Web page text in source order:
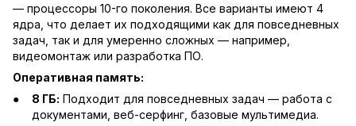
— процессоры 10-го поколения. Все варианты имеют 4
ядра, что делает их подходящими как для повседневных
задач, так и для умеренно сложных — например,
видеомонтаж или разработка ПО.
Оперативная память:
8 ГБ: Подходит для повседневных задач — работа с
документами, веб-серфинг, базовые мультимедиа.